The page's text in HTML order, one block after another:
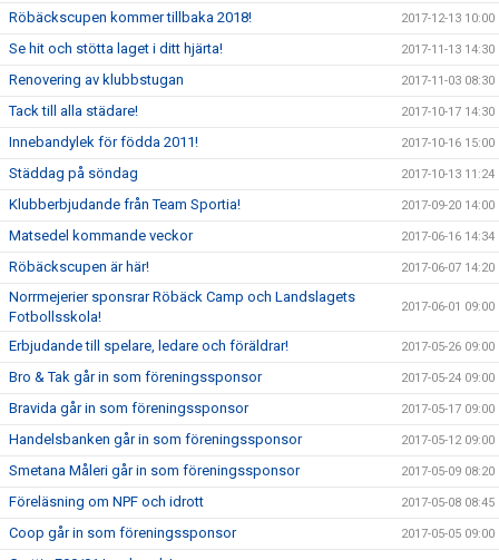
Röbäckscupen kommer tillbaka 2018! 2017-12-13 10:00
Se hit och stötta laget i ditt hjärta! 2017-11-13 14:30
Renovering av klubbstugan 2017-11-03 08:30
Tack till alla städare! 2017-10-17 14:30
Innebandylek för födda 2011! 2017-10-16 15:00
Städdag på söndag 2017-10-13 11:24
Klubberbjudande från Team Sportia! 2017-09-20 14:00
Matsedel kommande veckor 2017-06-16 14:34
Röbäckscupen är här! 2017-06-07 14:20
Norrmejerier sponsrar Röbäck Camp och Landslagets
Fotbollsskola!
2017-06-01 09:00
Erbjudande till spelare, ledare och föräldrar! 2017-05-26 09:00
Bro & Tak går in som föreningssponsor 2017-05-24 09:00
Bravida går in som föreningssponsor 2017-05-17 09:00
Handelsbanken går in som föreningssponsor 2017-05-12 09:00
Smetana Måleri går in som föreningssponsor 2017-05-09 08:20
Föreläsning om NPF och idrott 2017-05-08 08:45
Coop går in som föreningssponsor 2017-05-05 09:00